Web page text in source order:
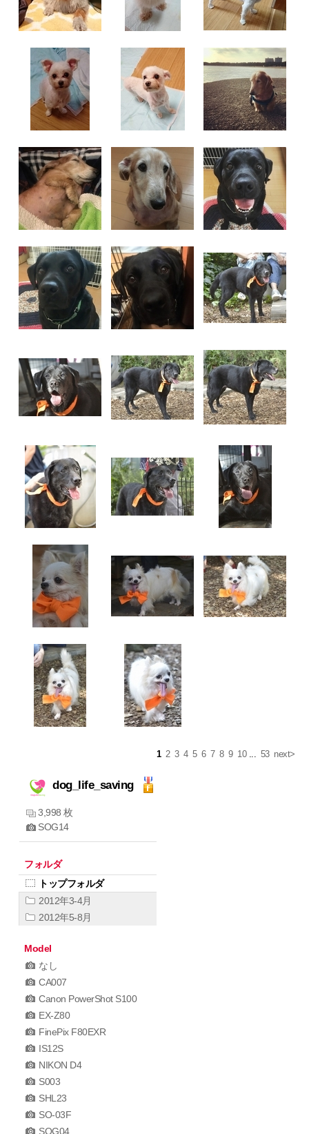
1 2 3 4 5 6 7 8 9 10... 53 next>
dog_life_saving
3,998 枚
SOG14
フォルダ
トップフォルダ
2012年3-4月
2012年5-8月
Model
なし
CA007
Canon PowerShot S100
EX-Z80
FinePix F80EXR
IS12S
NIKON D4
S003
SHL23
SO-03F
SOG04